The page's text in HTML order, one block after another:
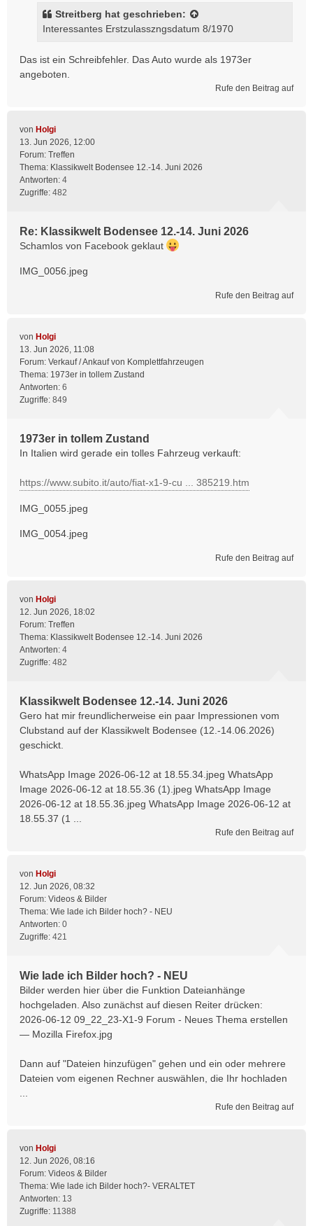
Streitberg hat geschrieben:
Interessantes Erstzulasszngsdatum 8/1970
Das ist ein Schreibfehler. Das Auto wurde als 1973er
angeboten.
Rufe den Beitrag auf
von Holgi
13. Jun 2026, 12:00
Forum: Treffen
Thema: Klassikwelt Bodensee 12.-14. Juni 2026
Antworten: 4
Zugriffe: 482
Re: Klassikwelt Bodensee 12.-14. Juni 2026
Schamlos von Facebook geklaut
IMG_0056.jpeg
Rufe den Beitrag auf
von Holgi
13. Jun 2026, 11:08
Forum: Verkauf / Ankauf von Komplettfahrzeugen
Thema: 1973er in tollem Zustand
Antworten: 6
Zugriffe: 849
1973er in tollem Zustand
In Italien wird gerade ein tolles Fahrzeug verkauft:
https://www.subito.it/auto/fiat-x1-9-cu ... 385219.htm
IMG_0055.jpeg
IMG_0054.jpeg
Rufe den Beitrag auf
von Holgi
12. Jun 2026, 18:02
Forum: Treffen
Thema: Klassikwelt Bodensee 12.-14. Juni 2026
Antworten: 4
Zugriffe: 482
Klassikwelt Bodensee 12.-14. Juni 2026
Gero hat mir freundlicherweise ein paar Impressionen vom
Clubstand auf der Klassikwelt Bodensee (12.-14.06.2026)
geschickt.
WhatsApp Image 2026-06-12 at 18.55.34.jpeg WhatsApp
Image 2026-06-12 at 18.55.36 (1).jpeg WhatsApp Image
2026-06-12 at 18.55.36.jpeg WhatsApp Image 2026-06-12 at
18.55.37 (1 ...
Rufe den Beitrag auf
von Holgi
12. Jun 2026, 08:32
Forum: Videos & Bilder
Thema: Wie lade ich Bilder hoch? - NEU
Antworten: 0
Zugriffe: 421
Wie lade ich Bilder hoch? - NEU
Bilder werden hier über die Funktion Dateianhänge
hochgeladen. Also zunächst auf diesen Reiter drücken:
2026-06-12 09_22_23-X1-9 Forum - Neues Thema erstellen
— Mozilla Firefox.jpg
Dann auf "Dateien hinzufügen" gehen und ein oder mehrere
Dateien vom eigenen Rechner auswählen, die Ihr hochladen
Rufe den Beitrag auf
von Holgi
12. Jun 2026, 08:16
Forum: Videos & Bilder
Thema: Wie lade ich Bilder hoch?- VERALTET
Antworten: 13
Zugriffe: 11388